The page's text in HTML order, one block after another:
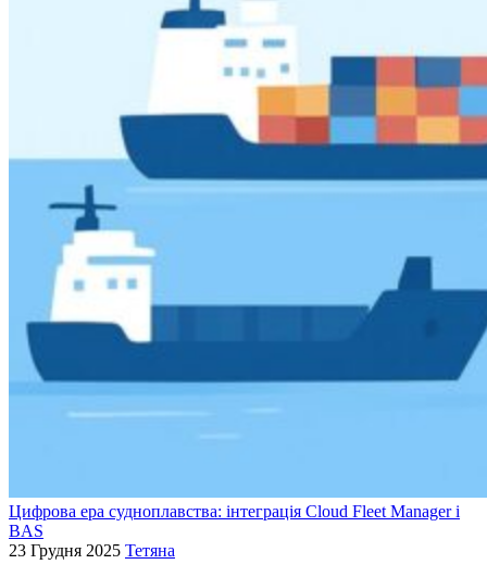
Цифрова ера судноплавства: інтеграція Cloud Fleet Manager і
BAS
23 Грудня 2025 Тетяна